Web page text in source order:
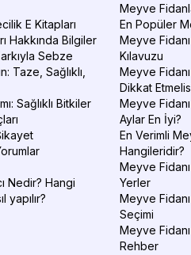
E Kitapları
Hakkında Bilgiler
Sebze
Taze, Sağlıklı,
Sağlıklı Bitkiler
Nedir? Hangi
yapılır?
Meyve
En Popüler
Meyve
Kılavuzu
Meyve
Dikkat
Meyve
Aylar En İyi?
En Verimli
Hangileridir?
Meyve
Yerler
Meyve
Seçimi
Meyve Fidanı
Rehber